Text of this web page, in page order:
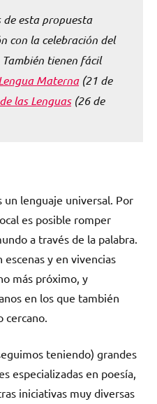
de esta propuesta
con la celebración del
tienen fácil
Materna(21 de
las Lenguas(26 de
un lenguaje universal. Por
es posible romper
a través de la palabra.
y en vivencias
más próximo, y
en los que también
teniendo) grandes
especializadas en poesía,
iniciativas muy diversas